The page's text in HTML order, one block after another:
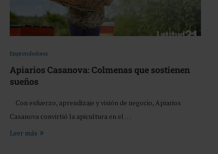
Emprendedores
Apiarios Casanova: Colmenas que sostienen
sueños
Con esfuerzo, aprendizaje y visión de negocio, Apiarios
Casanova convirtió la apicultura en el …
Leer más